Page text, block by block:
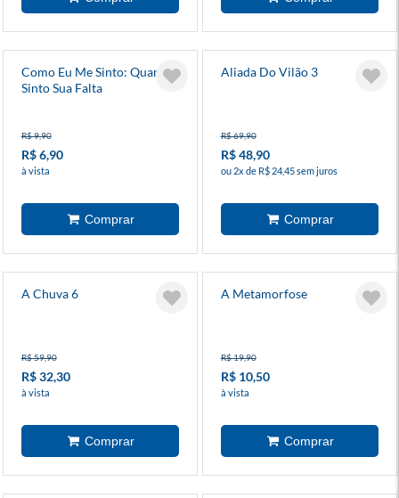
Como Eu Me Sinto: Quando
Sinto Sua Falta
R$ 9,90
R$ 6,90
à vista
Aliada Do Vilão 3
R$ 69,90
R$ 48,90
ou 2x de R$ 24,45 sem juros
A Chuva 6
R$ 59,90
R$ 32,30
à vista
A Metamorfose
R$ 19,90
R$ 10,50
à vista